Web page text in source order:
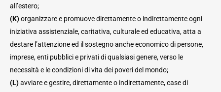
all’estero;
(K)organizzare e promuove direttamente o indirettamente ogni
iniziativa assistenziale, caritativa, culturale ed educativa, atta a
destare l’attenzione ed il sostegno anche economico di persone,
imprese, enti pubblici e privati di qualsiasi genere, verso le
necessità e le condizioni di vita dei poveri del mondo;
(L)avviare e gestire, direttamente o indirettamente, case di